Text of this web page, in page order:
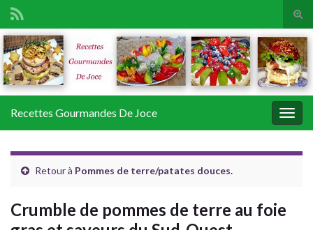
Search for:
Recettes Gourmandes De Joce
Retour à Pommes de terre/patates douces.
Crumble de pommes de terre au foie